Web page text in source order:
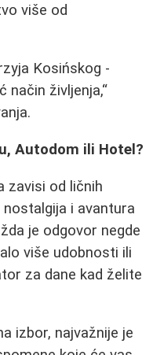
više od
Kosińskog -
način življenja,“
Autodom ili Hotel?
zavisi od ličnih
i avantura
je odgovor negde
više udobnosti ili
za dane kad želite
izbor, najvažnije je